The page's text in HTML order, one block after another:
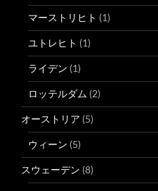
マーストリヒト (1)
ユトレヒト (1)
ライデン (1)
ロッテルダム (2)
オーストリア (5)
ウィーン (5)
スウェーデン (8)